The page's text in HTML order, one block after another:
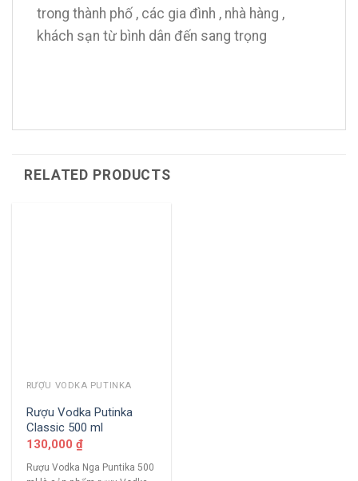
trong thành phố , các gia đình , nhà hàng ,
khách sạn từ bình dân đến sang trọng
RELATED PRODUCTS
RƯỢU VODKA PUTINKA
Rượu Vodka Putinka
Classic 500 ml
130,000 ₫
Rượu Vodka Nga Puntika 500